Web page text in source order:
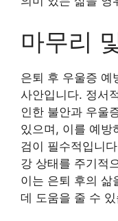
마무리
은퇴 후 우울증 예
사안입니다. 정서
인한 불안과 우울
있으며, 이를 예방
검이 필수적입니
강 상태를 주기적
이는 은퇴 후의 삶
데 도움을 줄 수